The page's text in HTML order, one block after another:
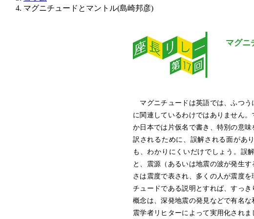
マグニチュードとマントル(島崎邦彦)
マグニ
マグニチュードは英語では、ふつう
に関連しているわけではありません
か日本では片仮名で書き、特別の意
訳されるために、誤解される面があ
も、わかりにくいだけでしょう。誤
と、震源（あるいは地震の波が発生
さは震度で表され、多くの人が震度
チュードである説明とすれば、すっ
概念は、深発地震の発見などで有名
震学者リヒターによって実用化され